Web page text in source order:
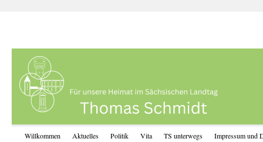
Willkommen Aktuelles Politik Vita TS unterwegs Impressum und